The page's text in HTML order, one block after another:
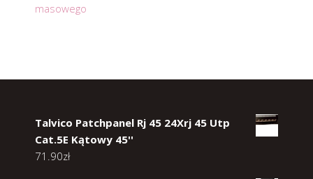
masowego
Talvico Patchpanel Rj 45 24Xrj 45 Utp
Cat.5E Kątowy 45''
71.90zł